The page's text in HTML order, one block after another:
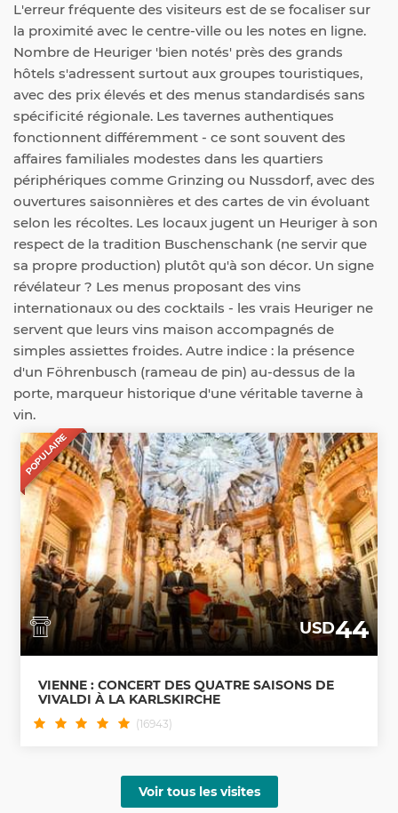
L'erreur fréquente des visiteurs est de se focaliser sur
la proximité avec le centre-ville ou les notes en ligne.
Nombre de Heuriger 'bien notés' près des grands
hôtels s'adressent surtout aux groupes touristiques,
avec des prix élevés et des menus standardisés sans
spécificité régionale. Les tavernes authentiques
fonctionnent différemment - ce sont souvent des
affaires familiales modestes dans les quartiers
périphériques comme Grinzing ou Nussdorf, avec des
ouvertures saisonnières et des cartes de vin évoluant
selon les récoltes. Les locaux jugent un Heuriger à son
respect de la tradition Buschenschank (ne servir que
sa propre production) plutôt qu'à son décor. Un signe
révélateur ? Les menus proposant des vins
internationaux ou des cocktails - les vrais Heuriger ne
servent que leurs vins maison accompagnés de
simples assiettes froides. Autre indice : la présence
d'un Föhrenbusch (rameau de pin) au-dessus de la
porte, marqueur historique d'une véritable taverne à
vin.
POPULAIRE
USD44
VIENNE : CONCERT DES QUATRE SAISONS DE
VIVALDI À LA KARLSKIRCHE
(16943)
Voir tous les visites